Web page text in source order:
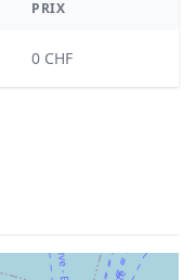
PRIX
0 CHF